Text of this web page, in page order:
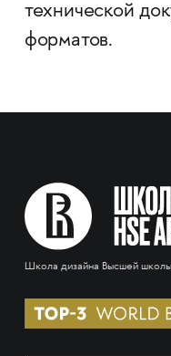
технической
форматов.
Школа дизайна Высшей